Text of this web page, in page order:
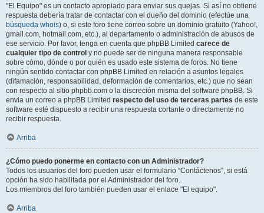
"El Equipo" es un contacto apropiado para enviar sus quejas. Si así no obtiene
respuesta debería tratar de contactar con el dueño del dominio (efectúe una
búsqueda whois) o, si este foro tiene correo sobre un dominio gratuito (Yahoo!,
gmail.com, hotmail.com, etc.), al departamento o administración de abusos de
ese servicio. Por favor, tenga en cuenta que phpBB Limited carece de
cualquier tipo de control y no puede ser de ninguna manera responsable
sobre cómo, dónde o por quién es usado este sistema de foros. No tiene
ningún sentido contactar con phpBB Limited en relación a asuntos legales
(difamación, responsabilidad, deformación de comentarios, etc.) que no sean
con respecto al sitio phpbb.com o la discreción misma del software phpBB. Si
envia un correo a phpBB Limited respecto del uso de terceras partes de este
software esté dispuesto a recibir una respuesta cortante o directamente no
recibir respuesta.
Arriba
¿Cómo puedo ponerme en contacto con un Administrador?
Todos los usuarios del foro pueden usar el formulario “Contáctenos”, si está
opción ha sido habilitada por el Administrador del foro.
Los miembros del foro también pueden usar el enlace "El equipo".
Arriba